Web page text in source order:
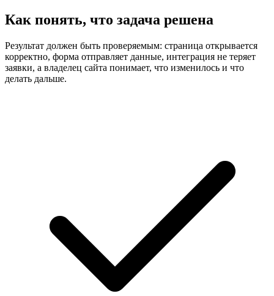
Как понять, что задача решена
Результат должен быть проверяемым: страница открывается
корректно, форма отправляет данные, интеграция не теряет
заявки, а владелец сайта понимает, что изменилось и что
делать дальше.